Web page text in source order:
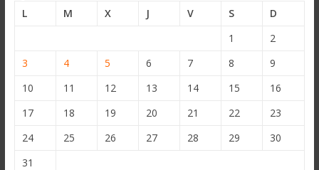
L
M X J V S
D
1
2
3
4 5 6 7 8
9
10
11 12 13 14 15
16
17
18 19 20 21 22
23
24
25 26 27 28 29
30
31